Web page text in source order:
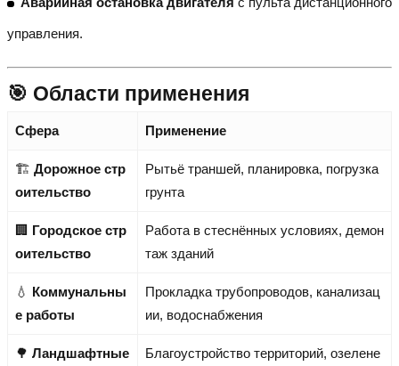
управления.
🎯 Области применения
Сфера Применение
🏗️ Дорожное стр
оительство
Рытьё траншей, планировка, погрузка
грунта
🏢 Городское стр
оительство
Работа в стеснённых условиях, демон
таж зданий
💧 Коммунальны
е работы
Прокладка трубопроводов, канализац
ии, водоснабжения
🌳 Ландшафтные
Благоустройство территорий, озелене